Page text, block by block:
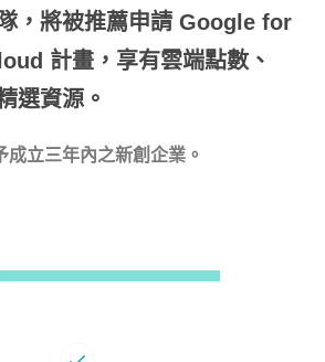
，將被推薦申請 Google for
計畫，享有雲端點數、
選資源。
成立三年內之新創企業。